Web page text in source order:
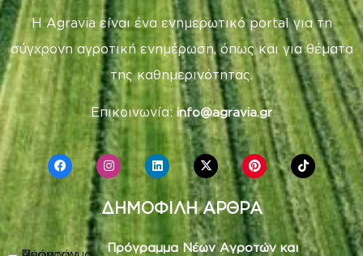
Η Agravia είναι ένα ενημερωτικό portal για τη
σύγχρονη αγροτική ενημέρωση, όπως και για θέματα
της καθημερινότητας.
Επικοινωνία: info@agravia.gr
ΔΗΜΟΦΙΛΗ ΑΡΘΡΑ
Πρόγραμμα Νέων Αγροτών και